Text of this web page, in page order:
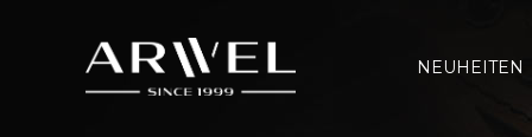
NEUHEITEN